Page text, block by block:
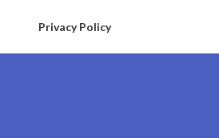
Privacy Policy